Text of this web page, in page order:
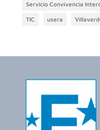
Servicio Convivencia
TIC usera